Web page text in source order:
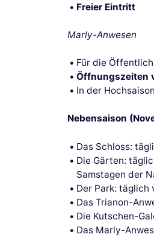
Freier Eintritt
Marly-Anwesen
Für die
Öffnungszeiten
In der
Nebensaison
Das Schloss:
Die Gärten:
Samstagen der
Der Park: täglich
Das Trianon-
Die Kutschen-
Das Marly-